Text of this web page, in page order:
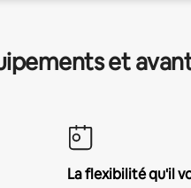
et
La flexibilité qu'il